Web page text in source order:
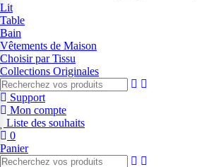
Lit
Table
Bain
Vêtements de Maison
Choisir par Tissu
Collections Originales
Support
Mon compte
Liste des souhaits
0
Panier